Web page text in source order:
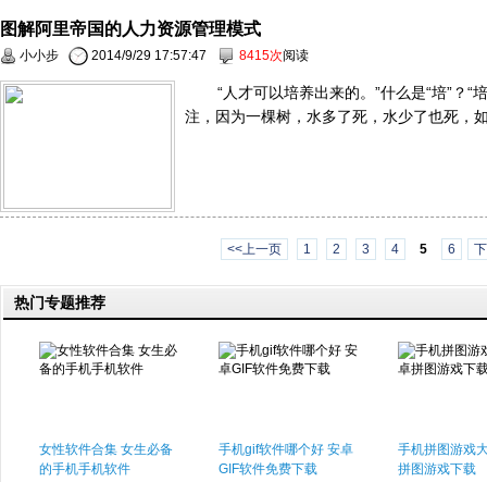
图解阿里帝国的人力资源管理模式
小小步 2014/9/29 17:57:47 8415次阅读
“人才可以培养出来的。”什么是“培”？
注，因为一棵树，水多了死，水少了也死，
<<上一页 1 2 3 4 5 6
热门专题推荐
女性软件合集 女生必备
的手机手机软件
手机gif软件哪个好 安卓
GIF软件免费下载
手机拼图游戏
拼图游戏下载